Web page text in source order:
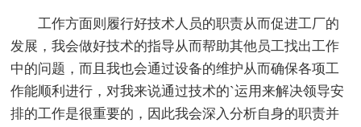
工作方面则履行好技术人员的职责从而促进工厂的
发展，我会做好技术的指导从而帮助其他员工找出工作
中的问题，而且我也会通过设备的维护从而确保各项工
作能顺利进行，对我来说通过技术的`运用来解决领导安
排的工作是很重要的，因此我会深入分析自身的职责并